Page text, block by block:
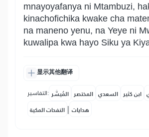
mnayoyafanya ni Mtambuzi,
kinachofichika kwake cha
na maneno yenu, na Yeye ni
kuwalipa kwa hayo Siku ya
显示其他翻译
التفاسير: المُيسَّر المختصر السعدي ابن كثير
النفحات المكية | هدايات